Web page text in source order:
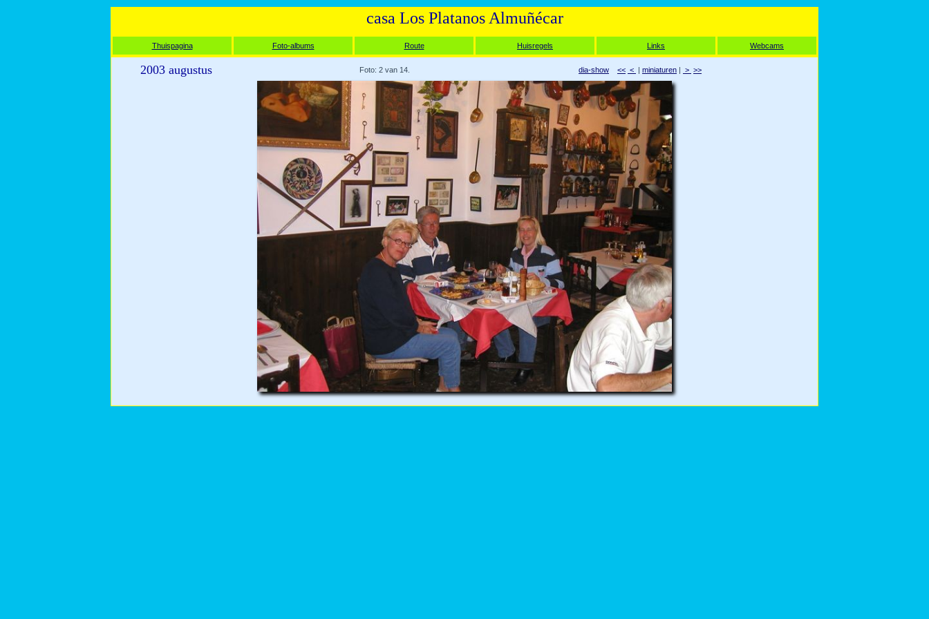
casa Los Platanos Almuñécar
Thuispagina Foto-albums Route Huisregels Links Webcams
2003 augustus Foto: 2 van 14. dia-show << < | miniaturen | > >>